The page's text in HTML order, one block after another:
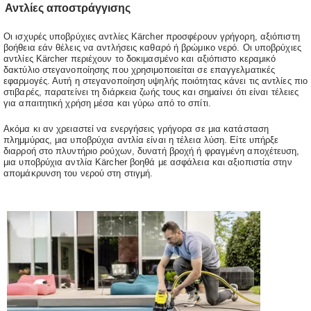
d
e
o
Αντλίες αποστράγγισης
Οι ισχυρές υποβρύχιες αντλίες Kärcher προσφέρουν γρήγορη, αξιόπιστη
βοήθεια εάν θέλεις να αντλήσεις καθαρό ή βρώμικο νερό. Οι υποβρύχιες
αντλίες Kärcher περιέχουν το δοκιμασμένο και αξιόπιστο κεραμικό
δακτύλιο στεγανοποίησης που χρησιμοποιείται σε επαγγελματικές
εφαρμογές. Αυτή η στεγανοποίηση υψηλής ποιότητας κάνει τις αντλίες πιο
στιβαρές, παρατείνει τη διάρκεια ζωής τους και σημαίνει ότι είναι τέλειες
για απαιτητική χρήση μέσα και γύρω από το σπίτι.
Ακόμα κι αν χρειαστεί να ενεργήσεις γρήγορα σε μια κατάσταση
πλημμύρας, μια υποβρύχια αντλία είναι η τέλεια λύση. Είτε υπήρξε
διαρροή στο πλυντήριο ρούχων, δυνατή βροχή ή φραγμένη αποχέτευση,
μια υποβρύχια αντλία Kärcher βοηθά με ασφάλεια και αξιοπιστία στην
απομάκρυνση του νερού στη στιγμή.